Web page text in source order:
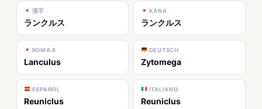
漢字
ランクルス
KANA
ランクルス
ROMAJI
Lanculus
DEUTSCH
Zytomega
ESPAÑOL
Reuniclus
ITALIANO
Reuniclus